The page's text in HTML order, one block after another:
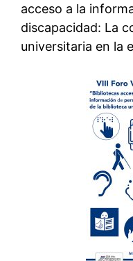
acceso a la
discapacidad: La
universitaria en la